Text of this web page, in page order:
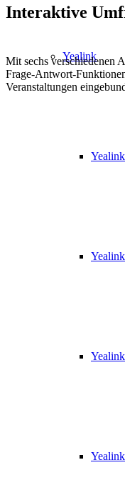
Yealink
Interaktive
Mit sechs verschiedenen
Frage-Antwort-
Veranstaltungen